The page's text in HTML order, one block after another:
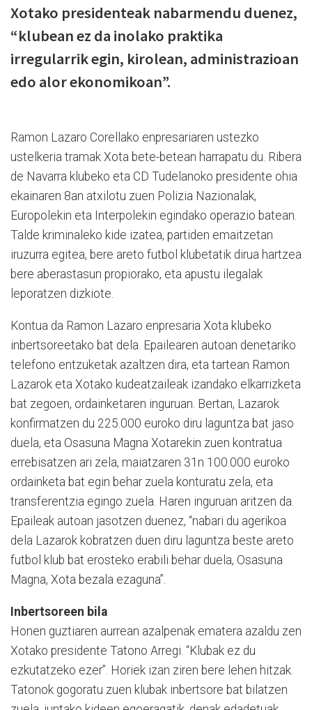
Xotako presidenteak nabarmendu duenez,
“klubean ez da inolako praktika
irregularrik egin, kirolean, administrazioan
edo alor ekonomikoan”.
Ramon Lazaro Corellako enpresariaren ustezko
ustelkeria tramak Xota bete-betean harrapatu du. Ribera
de Navarra klubeko eta CD Tudelanoko presidente ohia
ekainaren 8an atxilotu zuen Polizia Nazionalak,
Europolekin eta Interpolekin egindako operazio batean.
Talde kriminaleko kide izatea, partiden emaitzetan
iruzurra egitea, bere areto futbol klubetatik dirua hartzea
bere aberastasun propiorako, eta apustu ilegalak
leporatzen dizkiote.
Kontua da Ramon Lazaro enpresaria Xota klubeko
inbertsoreetako bat dela. Epailearen autoan denetariko
telefono entzuketak azaltzen dira, eta tartean Ramon
Lazarok eta Xotako kudeatzaileak izandako elkarrizketa
bat zegoen, ordainketaren inguruan. Bertan, Lazarok
konfirmatzen du 225.000 euroko diru laguntza bat jaso
duela, eta Osasuna Magna Xotarekin zuen kontratua
errebisatzen ari zela, maiatzaren 31n 100.000 euroko
ordainketa bat egin behar zuela konturatu zela, eta
transferentzia egingo zuela. Haren inguruan aritzen da.
Epaileak autoan jasotzen duenez, “nabari du agerikoa
dela Lazarok kobratzen duen diru laguntza beste areto
futbol klub bat erosteko erabili behar duela, Osasuna
Magna, Xota bezala ezaguna”.
Inbertsoreen bila
Honen guztiaren aurrean azalpenak ematera azaldu zen
Xotako presidente Tatono Arregi. “Klubak ez du
ezkutatzeko ezer”. Horiek izan ziren bere lehen hitzak.
Tatonok gogoratu zuen klubak inbertsore bat bilatzen